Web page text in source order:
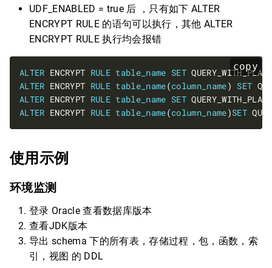
UDF_ENABLED = true 后 ，只有如下 ALTER
ENCRYPT RULE 的语句可以执行，其他 ALTER
ENCRYPT RULE 执行均会报错
copy
ALTER ENCRYPT RULE table_name SET
ALTER ENCRYPT RULE table_name(column_name) SET
ALTER ENCRYPT RULE table_name SET
ALTER ENCRYPT RULE table_name(column_name)SET
使用示例
环境监测
登录 Oracle 查看数据库版本
查看JDK版本
导出 schema 下的所有表，存储过程，包，函数，索
引，视图 的 DDL